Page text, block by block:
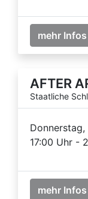
mehr Infos
AFTER
Staatliche
17:00 Uhr -
mehr Infos